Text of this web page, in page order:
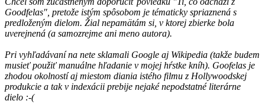
Goodfelas", pretože istým spôsobom je tématicky spriaznená s
predloženým dielom. Žial nepamätám si, v ktorej zbierke bola
uverejnená (a samozrejme ani meno autora).
Pri vyhľadávaní na nete sklamali Google aj Wikipedia (takže budem
musieť použiť manuálne hľadanie v mojej hŕstke kníh). Goofelas je
zhodou okolností aj miestom diania istého filmu z Hollywoodskej
produkcie a tak v indexácii prebije nejaké nepodstatné literárne
dielo :-(